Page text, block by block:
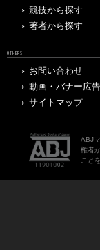
競技から探す
著者から探す
OTHERS
お問い合わせ
動画・バナー広
サイトマップ
ABJ
権者
こと